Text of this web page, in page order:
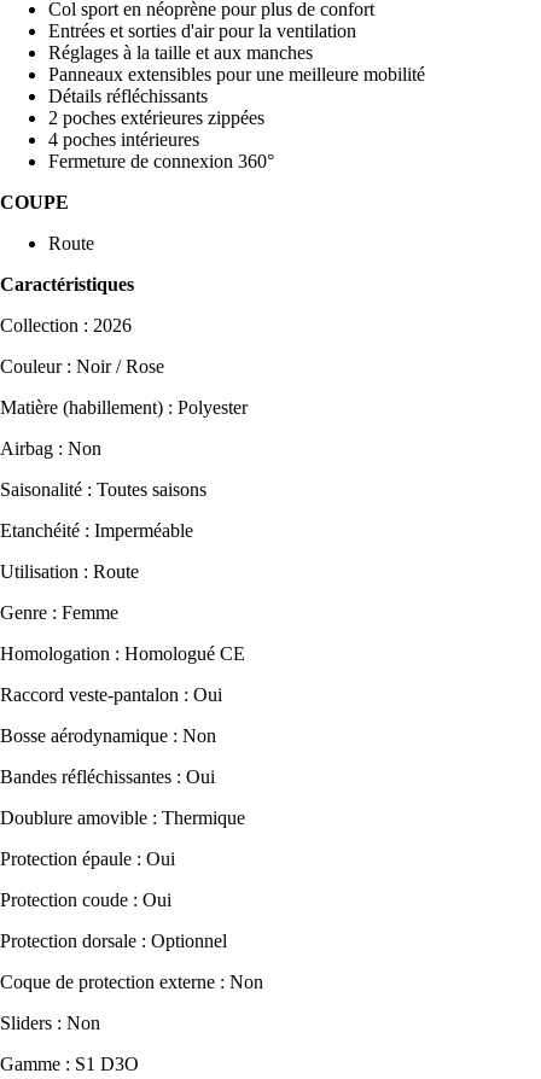
Col sport en néoprène pour plus de confort
Entrées et sorties d'air pour la ventilation
Réglages à la taille et aux manches
Panneaux extensibles pour une meilleure mobilité
Détails réfléchissants
2 poches extérieures zippées
4 poches intérieures
Fermeture de connexion 360°
COUPE
Route
Caractéristiques
Collection : 2026
Couleur : Noir / Rose
Matière (habillement) : Polyester
Airbag : Non
Saisonalité : Toutes saisons
Etanchéité : Imperméable
Utilisation : Route
Genre : Femme
Homologation : Homologué CE
Raccord veste-pantalon : Oui
Bosse aérodynamique : Non
Bandes réfléchissantes : Oui
Doublure amovible : Thermique
Protection épaule : Oui
Protection coude : Oui
Protection dorsale : Optionnel
Coque de protection externe : Non
Sliders : Non
Gamme : S1 D3O